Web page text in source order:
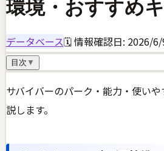
環境・おすすめキ
データベース🗓 情報確認日: 2026/
目次 ▼
サバイバーのパーク・能力・使い
説します。